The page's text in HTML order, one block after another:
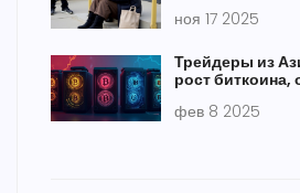
ноя 17 2025
Трейдеры из
рост
фев 8 2025